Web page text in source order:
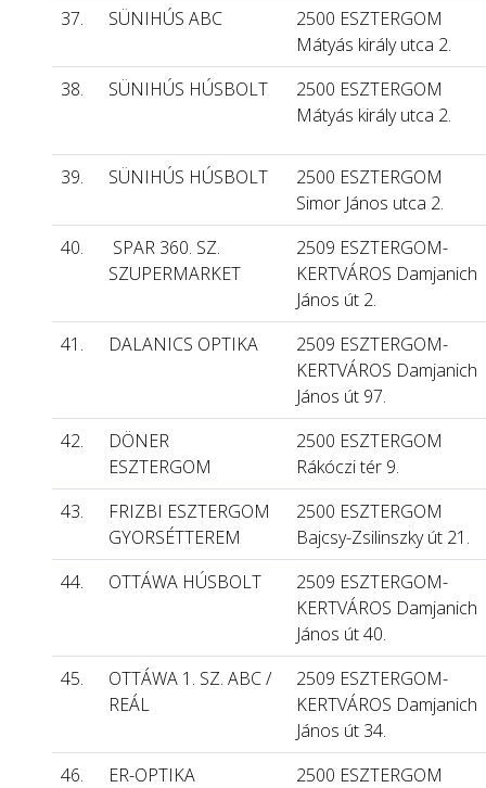
37.
SÜNIHÚS ABC
2500 ESZTERGOM
Mátyás király utca 2.
38.
SÜNIHÚS HÚSBOLT
2500 ESZTERGOM
Mátyás király utca 2.
39. SÜNIHÚS HÚSBOLT
2500 ESZTERGOM
Simor János utca 2.
40.
SPAR 360. SZ.
SZUPERMARKET
2509 ESZTERGOM-
KERTVÁROS Damjanich
János út 2.
41.
DALANICS OPTIKA
2509 ESZTERGOM-
KERTVÁROS Damjanich
János út 97.
42.
DÖNER
ESZTERGOM
2500 ESZTERGOM
Rákóczi tér 9.
43.
FRIZBI ESZTERGOM
GYORSÉTTEREM
2500 ESZTERGOM
Bajcsy-Zsilinszky út 21.
44.
OTTÁWA HÚSBOLT
2509 ESZTERGOM-
KERTVÁROS Damjanich
János út 40.
45.
OTTÁWA 1. SZ. ABC /
REÁL
2509 ESZTERGOM-
KERTVÁROS Damjanich
János út 34.
46.
ER-OPTIKA
2500 ESZTERGOM